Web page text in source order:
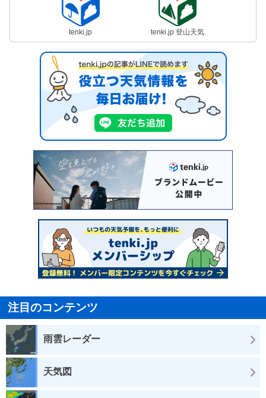
tenki.jp tenki.jp 登山天気
注目のコンテンツ
雨雲レーダー
天気図